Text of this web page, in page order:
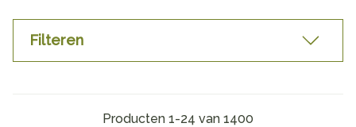
Filteren
Producten 1-24 van 1400